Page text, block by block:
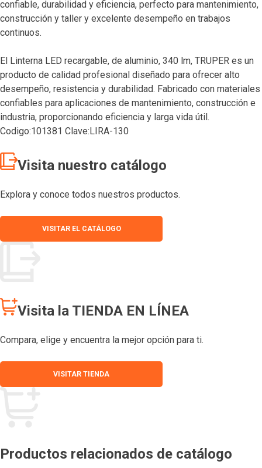
confiable, durabilidad y eficiencia, perfecto para mantenimiento,
construcción y taller y excelente desempeño en trabajos
continuos.
El Linterna LED recargable, de aluminio, 340 lm, TRUPER es un
producto de calidad profesional diseñado para ofrecer alto
desempeño, resistencia y durabilidad. Fabricado con materiales
confiables para aplicaciones de mantenimiento, construcción e
industria, proporcionando eficiencia y larga vida útil.
Codigo:101381 Clave:LIRA-130
Visita nuestro catálogo
Explora y conoce todos nuestros productos.
VISITAR EL CATÁLOGO
Visita la TIENDA EN LÍNEA
Compara, elige y encuentra la mejor opción para ti.
VISITAR TIENDA
Productos relacionados de catálogo